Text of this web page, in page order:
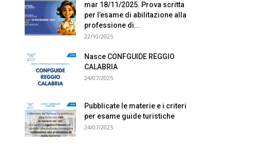
mar 18/11/2025. Prova scritta
per l’esame di abilitazione alla
professione di...
22/10/2025
Nasce CONFGUIDE REGGIO
CALABRIA
24/07/2025
Pubblicate le materie e i criteri
per esame guide turistiche
24/07/2025